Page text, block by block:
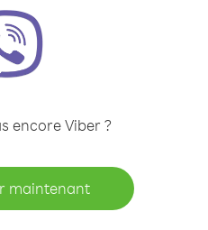
encore Viber ?
maintenant